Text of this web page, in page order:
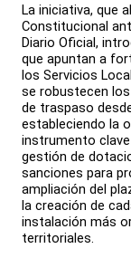
La iniciativa, que
Constitucional
Diario Oficial,
que apuntan a
los Servicios
se robustecen
de traspaso
estableciendo la
instrumento
gestión de
sanciones para
ampliación del
la creación de
instalación más
territoriales.